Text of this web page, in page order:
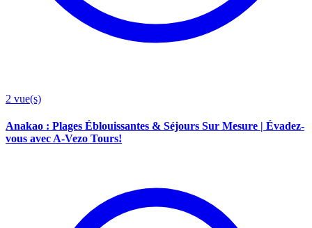
2 vue(s)
Anakao : Plages Éblouissantes & Séjours Sur Mesure | Évadez-
vous avec A-Vezo Tours!